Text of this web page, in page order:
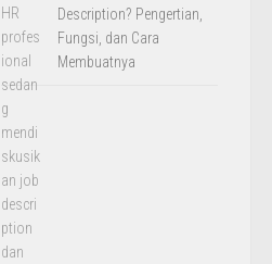
Description? Pengertian,
Fungsi, dan Cara
Membuatnya